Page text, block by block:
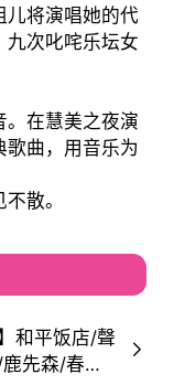
儿将演唱她的代
九次叱咤乐坛女
。在慧美之夜演
曲，用音乐为
散。
和平饭店/聲
先森/春日